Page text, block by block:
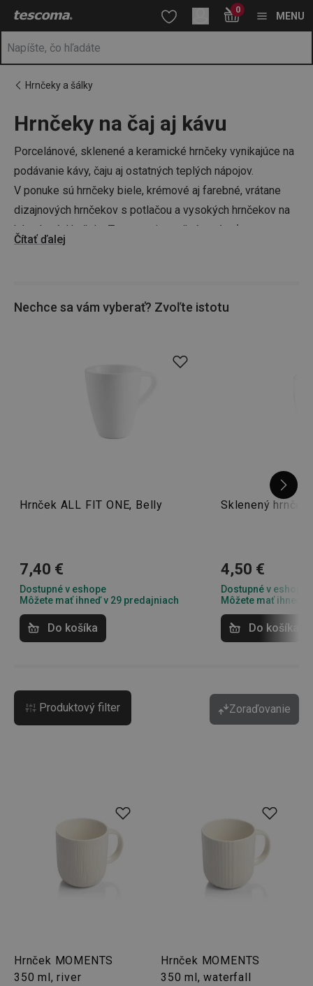
Nachádzate sa na stránke Hrnčeky na čaj aj kávu
Prejsť na hlavný obsah
Prejsť na vyhľadávanie
Prejsť na navigáciu 0
MENU
Hrnčeky a šálky
Hrnčeky na čaj aj kávu
Porcelánové, sklenené a keramické hrnčeky vynikajúce na
podávanie kávy, čaju aj ostatných teplých nápojov.
V ponuke sú hrnčeky biele, krémové aj farebné, vrátane
dizajnových hrnčekov s potlačou a vysokých hrnčekov na
kávu latté. Hrnčeky Tescoma je možné umývať
v umývačke.
porcelánový servis, prípadnemocca kanvičku
Čítať ďalej
Nechce sa vám vyberať? Zvoľte istotu
Hrnček ALL FIT ONE, Belly
7,40 €
Dostupné v eshope
Môžete mať ihneď v 29 predajniach
Do košíka
Sklenený hrnček
4,50 €
Dostupné v eshope
Môžete mať ihneď
Do košíka
Produktový filter Zoraďovanie
Hrnček MOMENTS
350 ml, river
Hrnček MOMENTS
350 ml, waterfall